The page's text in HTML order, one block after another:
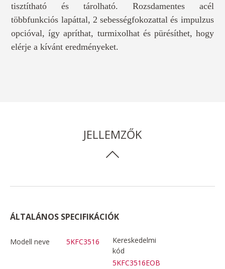
tisztítható és tárolható. Rozsdamentes acél
többfunkciós lapáttal, 2 sebességfokozattal és impulzus
opcióval, így apríthat, turmixolhat és pürésíthet, hogy
elérje a kívánt eredményeket.
JELLEMZŐK
ÁLTALÁNOS SPECIFIKÁCIÓK
Modell neve 5KFC3516
Kereskedelmi
kód
5KFC3516EOB